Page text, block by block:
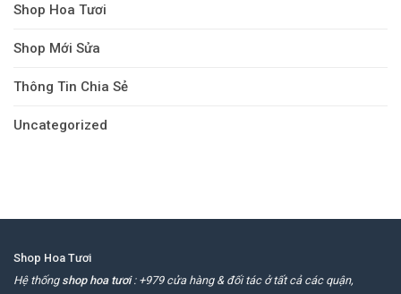
Shop Hoa Tươi
Shop Mới Sửa
Thông Tin Chia Sẻ
Uncategorized
Shop Hoa Tươi
Hệ thống shop hoa tươi: +979 cửa hàng & đối tác ở tất cả các quận,